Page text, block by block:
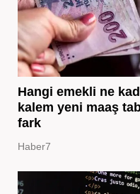
Hangi emekli ne
kalem yeni maaş
fark
Haber7